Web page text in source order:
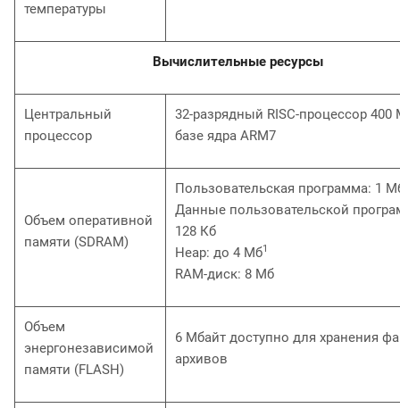
температуры
Вычислительные ресурсы
Центральный
процессор
32-разрядный RISC-процессор 400
базе ядра ARM7
Объем оперативной
памяти (SDRAM)
Пользовательская программа: 1
Данные пользовательской
128 Кб
Неар: до 4 Мб1
RAM-диск: 8 Мб
Объем
энергонезависимой
памяти (FLASH)
6 Мбайт доступно для хранения
архивов